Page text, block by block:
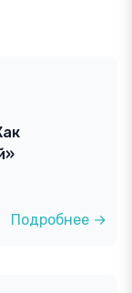
Подробнее →